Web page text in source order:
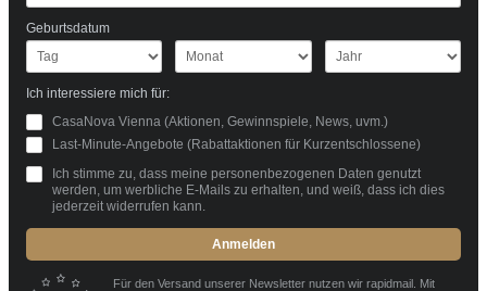
Geburtsdatum
Ich interessiere mich für:
CasaNova Vienna (Aktionen, Gewinnspiele, News, uvm.)
Last-Minute-Angebote (Rabattaktionen für Kurzentschlossene)
Ich stimme zu, dass meine personenbezogenen Daten genutzt
werden, um werbliche E-Mails zu erhalten, und weiß, dass ich dies
jederzeit widerrufen kann.
Anmelden
Für den Versand unserer Newsletter nutzen wir rapidmail. Mit